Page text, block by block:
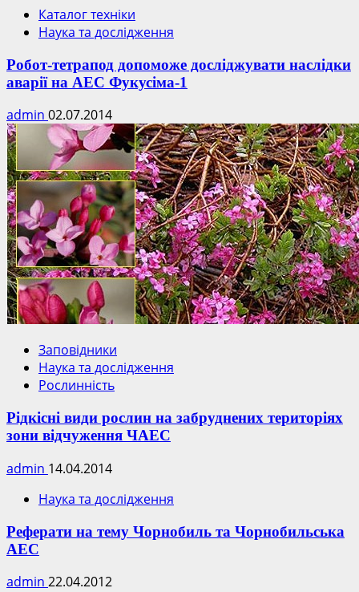
Каталог техніки
Наука та дослідження
Робот-тетрапод допоможе досліджувати наслідки
аварії на АЕС Фукусіма-1
admin 02.07.2014
Заповідники
Наука та дослідження
Рослинність
Рідкісні види рослин на забруднених територіях
зони відчуження ЧАЕС
admin 14.04.2014
Наука та дослідження
Реферати на тему Чорнобиль та Чорнобильська
АЕС
admin 22.04.2012